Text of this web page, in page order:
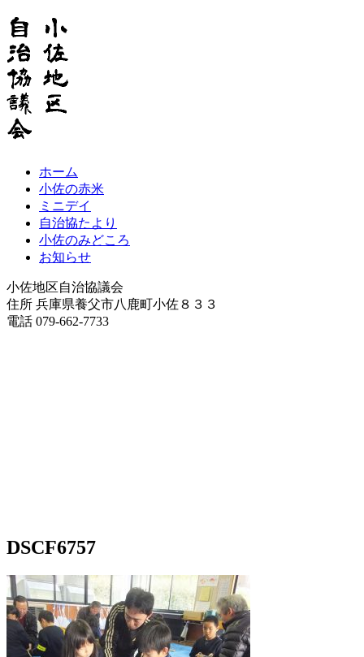
ホーム
小佐の赤米
ミニデイ
自治協たより
小佐のみどころ
お知らせ
小佐地区自治協議会
住所 兵庫県養父市八鹿町小佐８３３
電話 079-662-7733
DSCF6757